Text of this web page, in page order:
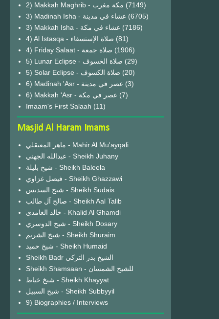
2) Makkah Maghrib - مكة مغرب (7149)
3) Madinah Isha - عشاء في مدينة (6705)
3) Makkah Isha - عشاء في مكة (7186)
4) Al Istasqa - صلاة الإستسقاء (81)
4) Friday Salaat - صلاة جمعة (1906)
5) Lunar Eclipse - صلاة الخسوف (29)
(20)
6) Madinah 'Asr - عصر في مدينة (3)
6) Makkah 'Asr - عصر في مكة (7)
Imaam's First Salaah (11)
Masjid Al Haram Imams
ماهر المعيقلي - Mahir Al Mu'ayqali
عبدالله الجهني - Sheikh Juhany
شيخ بليلة - Sheikh Baleela
فيصل غزاوي - Sheikh Ghazzawi
شيخ السديس - Sheikh Sudais
صالح آل طالب - Sheikh Aal Talib
خالد الغامدي - Khalid Al Ghamdi
شيخ الدوسري - Sheikh Dosary
شيخ الشريم - Sheikh Shuraim
شيخ حميد - Sheikh Humaid
Sheikh Badr الشيخ بدر التركي
Sheikh Shamsaan - للشيخ الشمسان
شيخ خياط - Sheikh Khayyat
شيخ السبيل - Sheikh Subbyyil
9) Biographies / Interviews